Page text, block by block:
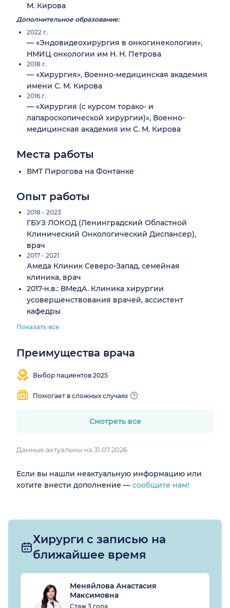
М. Кирова
Дополнительное образование:
2022 г.
— «Эндовидеохирургия в онкогинекологии»,
НМИЦ онкологии им Н. Н. Петрова
2018 г.
— «Хирургия», Военно-медицинская академия
имени С. М. Кирова
2016 г.
— «Хирургия (с курсом торако- и
лапароскопической хирургии)», Военно-
медицинская академия им С. М. Кирова
Места работы
ВМТ Пирогова на Фонтанке
Опыт работы
2018 - 2023
ГБУЗ ЛОКОД (Ленинградский Областной
Клинический Онкологический Диспансер),
врач
2017 - 2021
Амеда Клиник Северо-Запад, семейная
клиника, врач
2017-н.в.: ВМедА. Клиника хирургии
усовершенствования врачей, ассистент
кафедры
Показать все
Преимущества врача
Выбор пациентов 2025
Помогает в сложных случаях
Смотреть все
Данные актуальны на 31.07.2026
Если вы нашли неактуальную информацию или
хотите внести дополнение — сообщите нам!
Хирурги с записью на
ближайшее время
Меняйлова Анастасия
Максимовна
Стаж 3 года